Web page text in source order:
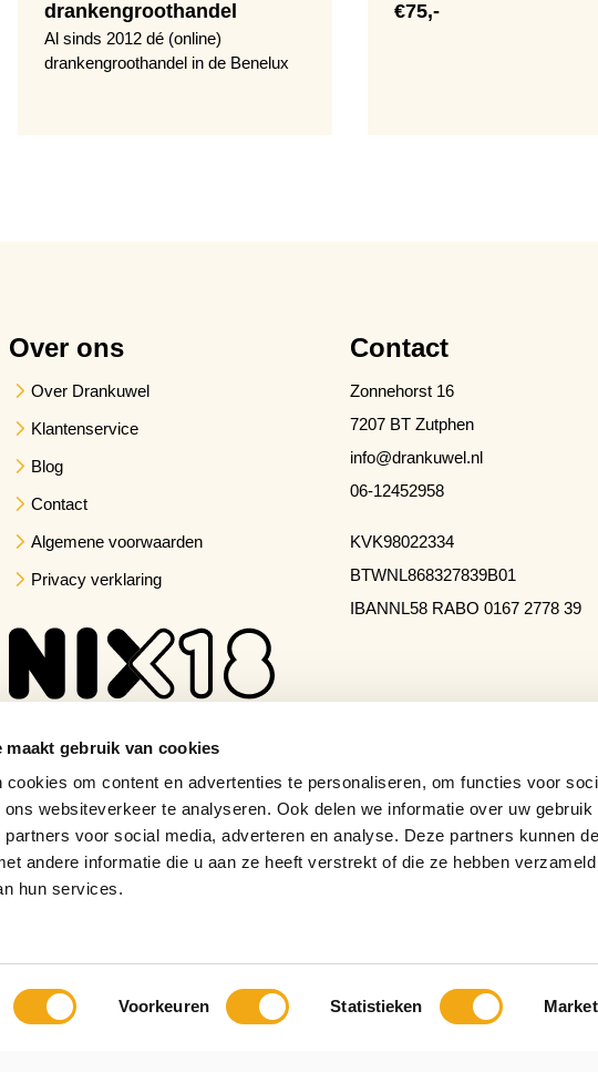
maakt gebruik van cookies
cookies om content en advertenties te personaliseren, om functies voor
ons websiteverkeer te analyseren. Ook delen we informatie over uw gebruik
voor social media, adverteren en analyse. Deze partners kunnen
andere informatie die u aan ze heeft verstrekt of die ze hebben
hun services.
Voorkeuren Statistieken
drankengroothandel
Al sinds 2012 dé (online)
drankengroothandel in de Benelux
€75,-
Over ons
Over Drankuwel
Klantenservice
Blog
Contact
Algemene voorwaarden
Privacy verklaring
Contact
Zonnehorst 16
7207 BT Zutphen
info@drankuwel.nl
06-12452958
KVK98022334
BTWNL868327839B01
IBANNL58 RABO 0167 2778 39